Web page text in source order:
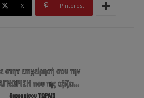
X Pinterest